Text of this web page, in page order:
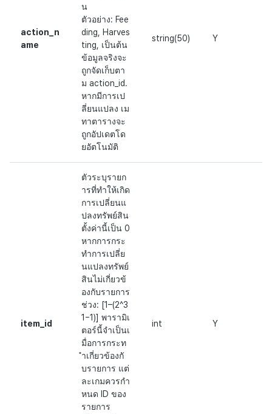
action_n
ame
น
ตัวอย่าง: Fee
ding, Harves
ting, เป็นต้น
ข้อมูลจริงจะ
ถูกจัดเก็บตา
ม action_id.
หากมีการเป
ลี่ยนแปลง เม
ทาตารางจะ
ถูกอัปเดตโด
ยอัตโนมัติ
string(50) Y
item_id
ตัวระบุรายก
ารที่ทำให้เกิด
การเปลี่ยนแ
ปลงทรัพย์สิน
ตั้งค่านี้เป็น 0
หากการกระ
ทำการเปลี่ย
นแปลงทรัพย์
สินไม่เกี่ยวข้
องกับรายการ
ช่วง: [1–(2^3
1−1)] พารามิเ
ตอร์นี้จำเป็นเ
มื่อการกระท
ำเกี่ยวข้องกั
บรายการ แต่
ละเกมควรกำ
หนด ID ของ
รายการ
int Y